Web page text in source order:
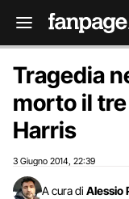
Tragedia
morto il
Harris
3 Giugno 2014 22:39
A cura di Alessio